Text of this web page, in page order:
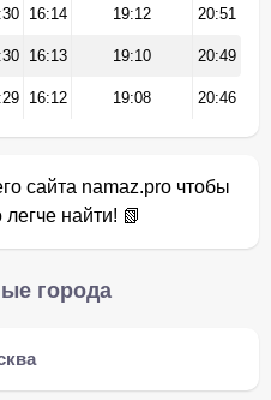
16:14 19:12 20:51
16:13 19:10 20:49
16:12 19:08 20:46
сайта namaz.pro чтобы
найти! 📗
города